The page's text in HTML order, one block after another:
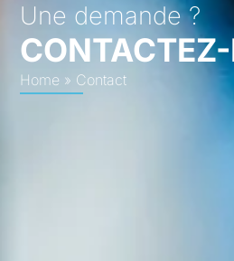
Une demande ?
Home » Contact